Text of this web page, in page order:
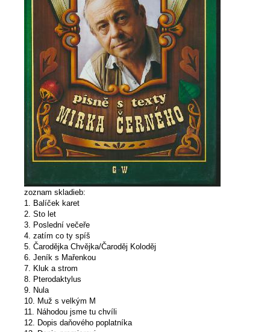
zoznam skladieb:
1. Balíček karet
2. Sto let
3. Poslední večeře
4. zatím co ty spíš
5. Čarodějka Chvějka/Čaroděj Koloděj
6. Jeník s Mařenkou
7. Kluk a strom
8. Pterodaktylus
9. Nula
10. Muž s velkým M
11. Náhodou jsme tu chvíli
12. Dopis daňového poplatníka